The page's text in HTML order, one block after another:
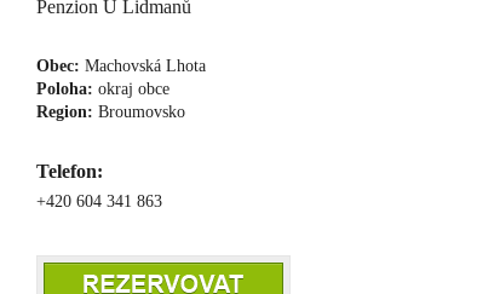
Penzion U Lidmanů
Obec: Machovská Lhota
Poloha: okraj obce
Region: Broumovsko
Telefon:
+420 604 341 863